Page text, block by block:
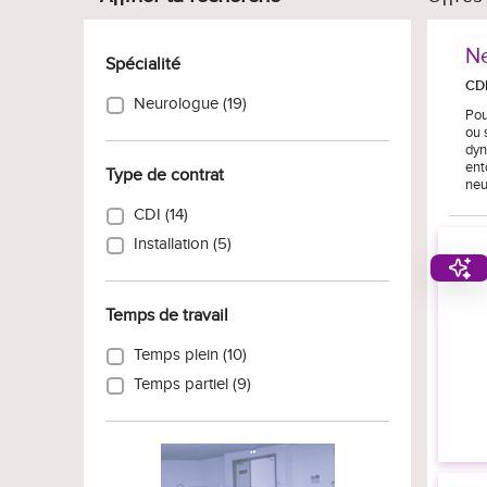
Spécialité
Neurologue (19)
Type de contrat
CDI (14)
Installation (5)
Temps de travail
Temps plein (10)
Temps partiel (9)
ou